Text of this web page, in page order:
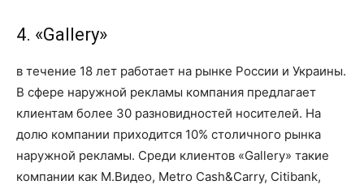
4. «Gallery»
в течение 18 лет работает на рынке России и Украины.
В сфере наружной рекламы компания предлагает
клиентам более 30 разновидностей носителей. На
долю компании приходится 10% столичного рынка
наружной рекламы. Среди клиентов «Gallery» такие
компании как М.Видео, Metro Cash&Carry, Citibank,